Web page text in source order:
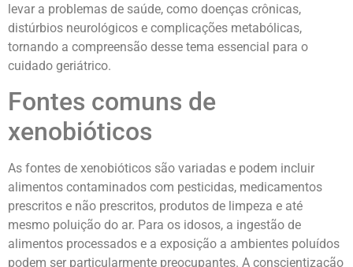
levar a problemas de saúde, como doenças crônicas,
distúrbios neurológicos e complicações metabólicas,
tornando a compreensão desse tema essencial para o
cuidado geriátrico.
Fontes comuns de
xenobióticos
As fontes de xenobióticos são variadas e podem incluir
alimentos contaminados com pesticidas, medicamentos
prescritos e não prescritos, produtos de limpeza e até
mesmo poluição do ar. Para os idosos, a ingestão de
alimentos processados e a exposição a ambientes poluídos
podem ser particularmente preocupantes. A conscientização